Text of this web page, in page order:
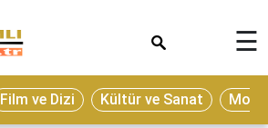
☰
Film ve Dizi Kültür ve Sanat